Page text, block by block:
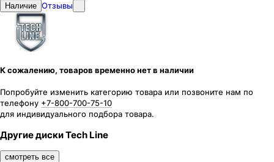
Наличие Отзывы
К сожалению, товаров временно нет в наличии
Попробуйте изменить категорию товара или позвоните нам по
телефону +7-800-700-75-10
для индивидуального подбора товара.
Другие диски Tech Line
смотреть все